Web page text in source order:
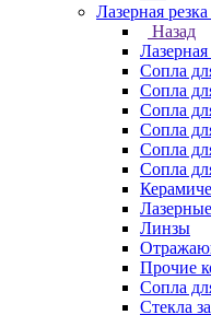
Лазерная резка
Назад
Лазерная
Сопла
Сопла
Сопла
Сопла
Сопла
Сопла
Линзы
Прочие
Сопла
Стекла